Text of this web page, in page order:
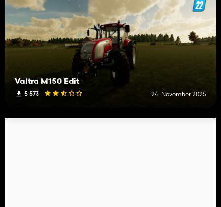
Valtra M150 Edit
5 573 24. November 2025